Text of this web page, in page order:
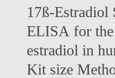
17ß-Estradiol
ELISA for the
estradiol in
Kit size